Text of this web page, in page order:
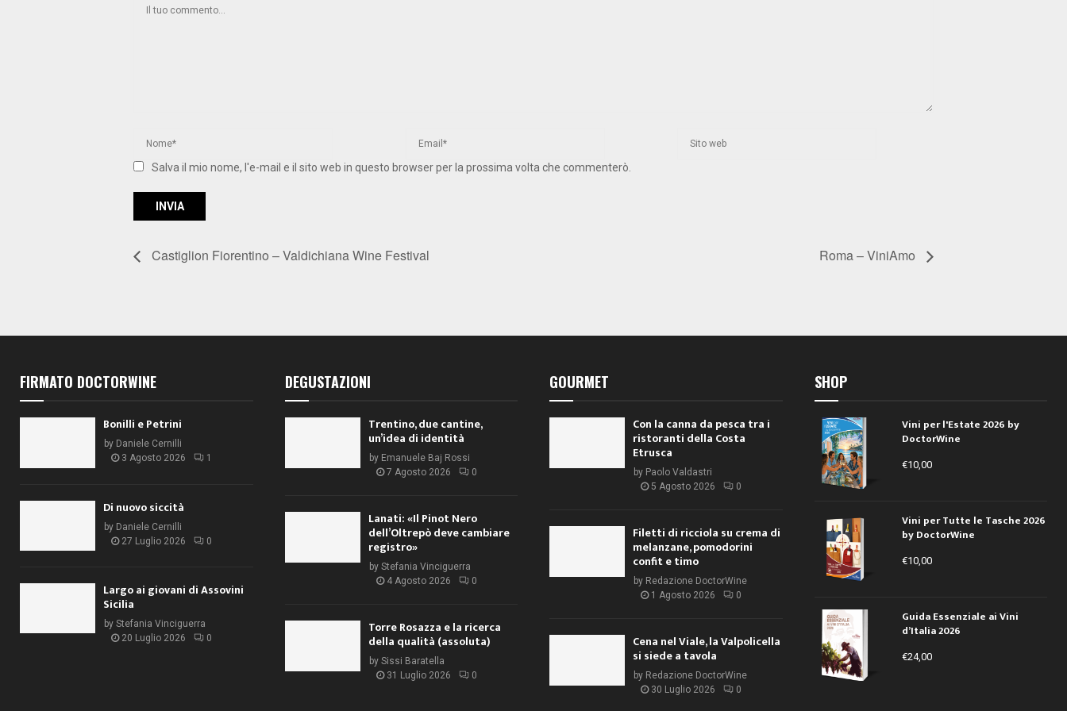
Salva il mio nome, l'e-mail e il sito web in questo browser per la prossima volta che commenterò.
Castiglion Fiorentino – Valdichiana Wine Festival Roma – ViniAmo
FIRMATO DOCTORWINE
Bonilli e Petrini
by Daniele Cernilli
3 Agosto 2026
1
Di nuovo siccità
by Daniele Cernilli
27 Luglio 2026
0
Largo ai giovani di Assovini
Sicilia
by Stefania Vinciguerra
20 Luglio 2026
0
DEGUSTAZIONI
Trentino, due cantine,
un’idea di identità
by Emanuele Baj Rossi
7 Agosto 2026
0
Lanati: «Il Pinot Nero
dell’Oltrepò deve cambiare
registro»
by Stefania Vinciguerra
4 Agosto 2026
0
Torre Rosazza e la ricerca
della qualità (assoluta)
by Sissi Baratella
31 Luglio 2026
0
GOURMET
Con la canna da pesca tra i
ristoranti della Costa
Etrusca
by Paolo Valdastri
5 Agosto 2026
0
Filetti di ricciola su crema di
melanzane, pomodorini
confit e timo
by Redazione DoctorWine
1 Agosto 2026
0
Cena nel Viale, la Valpolicella
si siede a tavola
by Redazione DoctorWine
30 Luglio 2026
0
SHOP
Vini per l'Estate 2026 by
DoctorWine
€10,00
Vini per Tutte le Tasche 2026
by DoctorWine
€10,00
Guida Essenziale ai Vini
d’Italia 2026
€24,00